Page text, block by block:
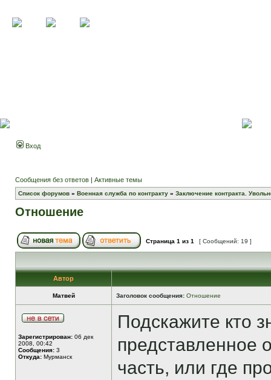
Вход
Сообщения без ответов | Активные темы
Список форумов » Военная служба по контракту » Заключение контракта.
Отношение
Страница 1 из 1 [ Сообщений: 19 ]
Автор
Матвей Заголовок сообщения: Отношение
Зарегистрирован: 06 дек
2008, 00:42
Сообщения: 3
Откуда: Мурманск
Подскажите кто
представленное
часть, или где